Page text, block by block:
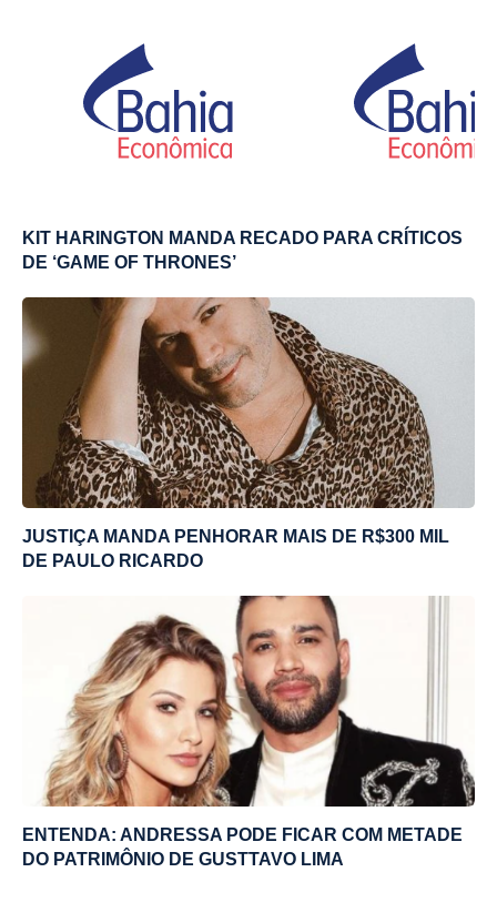
KIT HARINGTON MANDA RECADO PARA CRÍTICOS
DE ‘GAME OF THRONES’
JUSTIÇA MANDA PENHORAR MAIS DE R$300 MIL
DE PAULO RICARDO
ENTENDA: ANDRESSA PODE FICAR COM METADE
DO PATRIMÔNIO DE GUSTTAVO LIMA